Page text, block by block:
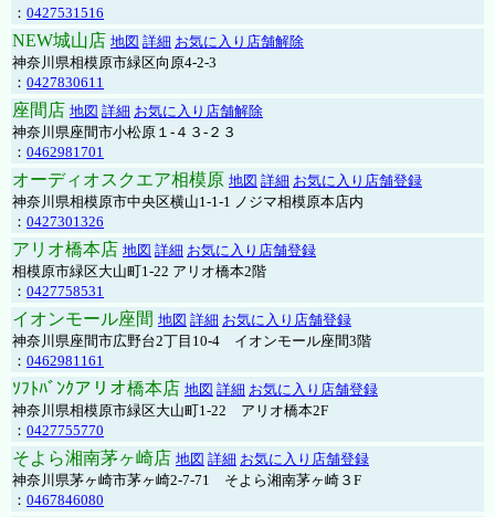
： 0427531516
NEW城山店 地図 詳細 お気に入り店舗解除
神奈川県相模原市緑区向原4-2-3
： 0427830611
座間店 地図 詳細 お気に入り店舗解除
神奈川県座間市小松原１-４３-２３
： 0462981701
オーディオスクエア相模原 地図 詳細 お気に入り店舗登録
神奈川県相模原市中央区横山1-1-1 ノジマ相模原本店内
： 0427301326
アリオ橋本店 地図 詳細 お気に入り店舗登録
相模原市緑区大山町1-22 アリオ橋本2階
： 0427758531
イオンモール座間 地図 詳細 お気に入り店舗登録
神奈川県座間市広野台2丁目10-4 イオンモール座間3階
： 0462981161
ｿﾌﾄﾊﾞﾝｸアリオ橋本店 地図 詳細 お気に入り店舗登録
神奈川県相模原市緑区大山町1-22 アリオ橋本2F
： 0427755770
そよら湘南茅ヶ崎店 地図 詳細 お気に入り店舗登録
神奈川県茅ヶ崎市茅ヶ崎2‐7‐71 そよら湘南茅ヶ崎３F
： 0467846080